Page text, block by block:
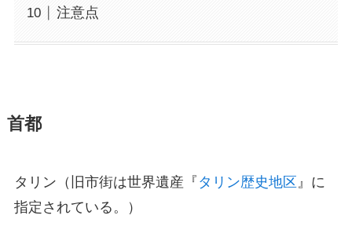
注意点
首都
タリン（旧市街は世界遺産『 タリン歴史地区 』に
指定されている。）